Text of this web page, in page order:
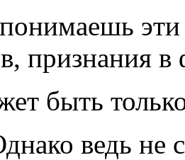
признания в
быть
ведь не